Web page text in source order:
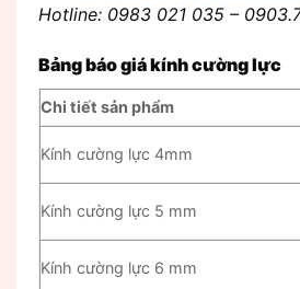
Hotline: 0983 021 035 –
Bảng báo giá kính cường lực
Chi tiết sản phẩm
Kính cường lực 4mm
Kính cường lực 5 mm
Kính cường lực 6 mm